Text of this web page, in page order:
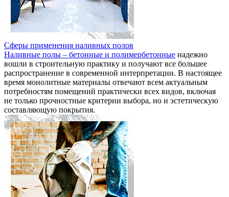
Сферы применения наливных полов
Наливные полы – бетонные и полимербетонные надежно
вошли в строительную практику и получают все большее
распространение в современной интерпретации. В настоящее
время монолитные материалы отвечают всем актуальным
потребностям помещений практически всех видов, включая
не только прочностные критерии выбора, но и эстетическую
составляющую покрытия.